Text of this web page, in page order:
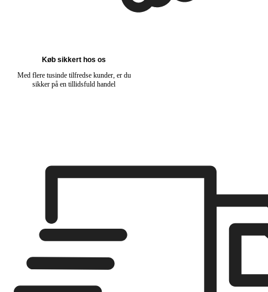
Køb sikkert hos os
Med flere tusinde tilfredse kunder, er du
sikker på en tillidsfuld handel